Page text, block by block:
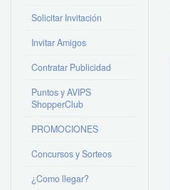
Solicitar Invitación
Invitar Amigos
Contratar Publicidad
Puntos y AVIPS
ShopperClub
PROMOCIONES
Concursos y Sorteos
¿Como llegar?